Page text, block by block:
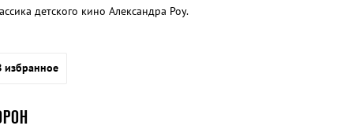
детского кино Александра Роу.
избранное